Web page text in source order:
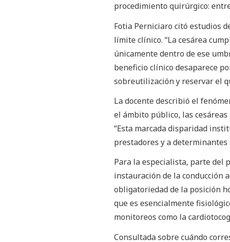
procedimiento quirúrgico: entre
Fotia Perniciaro citó estudios
límite clínico. “La cesárea
únicamente dentro de ese
beneficio clínico desaparece
sobreutilización y reservar el
La docente describió el
el ámbito público, las
“Esta marcada disparidad
prestadores y a determinantes
Para la especialista, parte del
instauración de la conducción
obligatoriedad de la posición
que es esencialmente
monitoreos como la
Consultada sobre cuándo